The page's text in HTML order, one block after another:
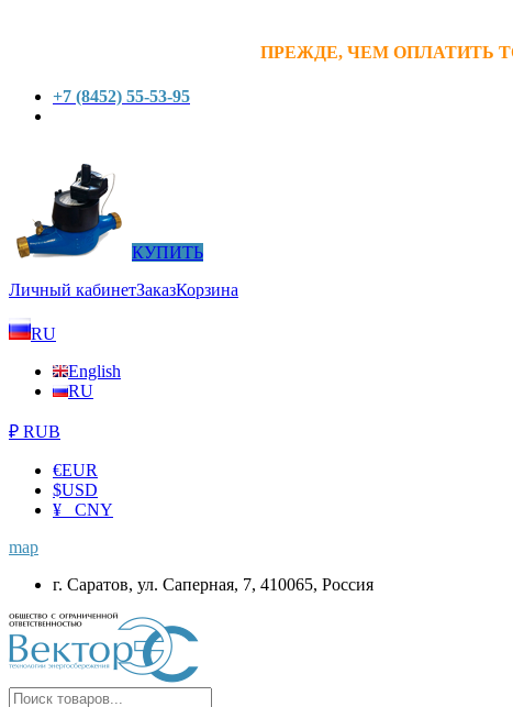
ПРЕЖДЕ, ЧЕМ ОПЛАТИТЬ
+7 (8452) 55-53-95
КУПИТЬ
Личный кабинетЗаказКорзина
RU
English
RU
₽ RUB
€EUR
$USD
¥ CNY
map
г. Саратов, ул. Саперная, 7, 410065, Россия